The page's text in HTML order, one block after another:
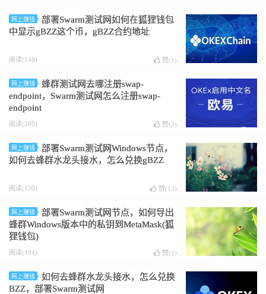
网上赚钱
部署Swarm测试网如何在狐狸钱包
中显示gBZZ这个币，gBZZ合约地址
阅读(148) 赞(1 )
网上赚钱
蜂群测试网去哪注册swap-
endpoint，Swarm测试网怎么注册swap-
endpoint
阅读(200) 赞(2)
网上赚钱
部署Swarm测试网Windows节点，
如何去蜂群水龙头接水，怎么兑换gBZZ
阅读(150) 赞(13)
网上赚钱
部署Swarm测试网节点，如何导出
蜂群Windows版本中的私钥到MetaMask(狐
狸钱包)
阅读(194) 赞(1 )
网上赚钱
如何去蜂群水龙头接水，怎么兑换
BZZ，部署Swarm测试网